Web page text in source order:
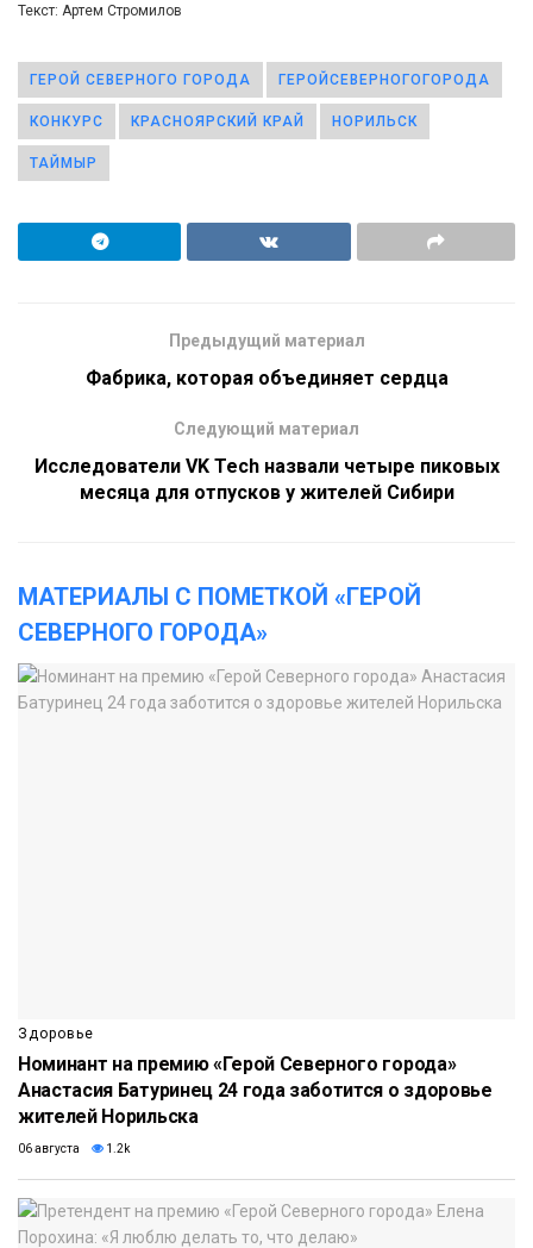
Текст: Артем Стромилов
ГЕРОЙ СЕВЕРНОГО ГОРОДА ГЕРОЙСЕВЕРНОГОГОРОДА
КОНКУРС КРАСНОЯРСКИЙ КРАЙ НОРИЛЬСК
ТАЙМЫР
Предыдущий материал
Фабрика, которая объединяет сердца
Следующий материал
Исследователи VK Tech назвали четыре пиковых
месяца для отпусков у жителей Сибири
МАТЕРИАЛЫ С ПОМЕТКОЙ «ГЕРОЙ
СЕВЕРНОГО ГОРОДА»
Здоровье
Номинант на премию «Герой Северного города»
Анастасия Батуринец 24 года заботится о здоровье
жителей Норильска
06 августа 1.2k